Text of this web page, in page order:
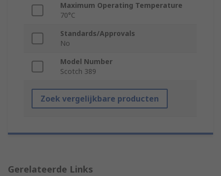
Maximum Operating Temperature
70°C
Standards/Approvals
No
Model Number
Scotch 389
Zoek vergelijkbare producten
Gerelateerde Links